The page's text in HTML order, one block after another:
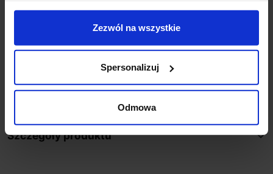
Zezwól na wszystkie
Spersonalizuj
Odmowa
napięcie: 230V
źródło w zestawie: Brak
możliwość ściemniania: Tak, z zastosowaniem
ściemnialnej żarówki.
kolor lampy: szary, biały
Materiał: aluminium/szkło
IP: 54
Szczegóły produktu